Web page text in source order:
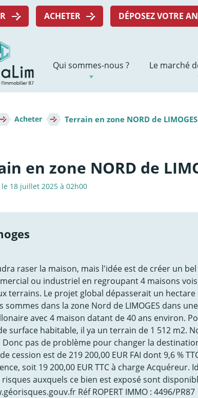
ACHETER DÉPOSEZ VOTRE
Navigation
principale
Qui sommes-nous ? Le marché
Acheter Terrain en zone NORD de
en zone NORD de
18 juillet 2025 à 02h00
raser la maison, mais l'idée est de créer un
ou industriel en regroupant 4 maisons
terrains. Le projet global dépasserait un hectare
sommes dans la zone Nord de LIMOGES dans
avec 4 maison datant de 40 ans environ.
surface habitable, il ya un terrain de 1 512 m2.
Donc pas de problème pour changer la
cession est de 219 200,00 EUR FAI dont 9,6 %
soit 19 200,00 EUR TTC à charge Acquéreur.
risques auxquels ce bien est exposé sont
Réf ROPERT IMMO : 4496/PR87